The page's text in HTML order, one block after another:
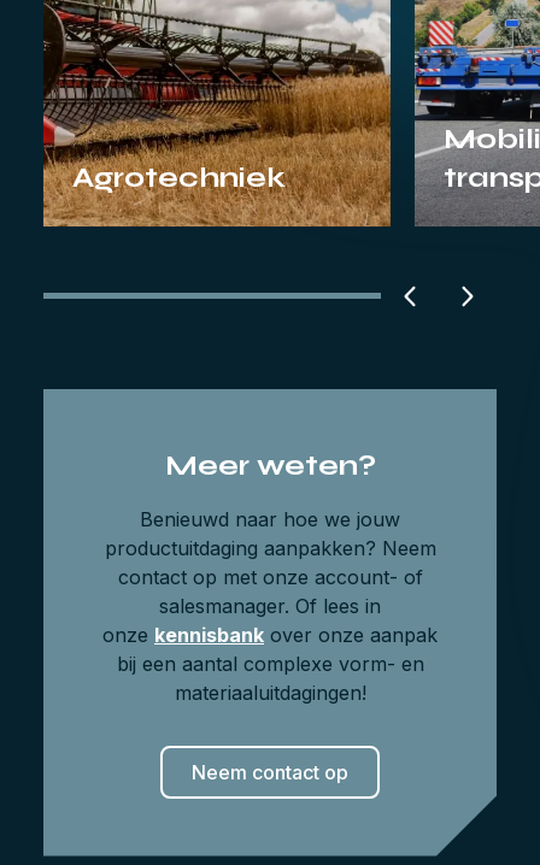
Agrotechniek
Meer weten?
Benieuwd naar hoe we jouw
productuitdaging aanpakken? Neem
contact op met onze account- of
salesmanager. Of lees in
onze kennisbank over onze aanpak
bij een aantal complexe vorm- en
materiaaluitdagingen!
Neem contact op